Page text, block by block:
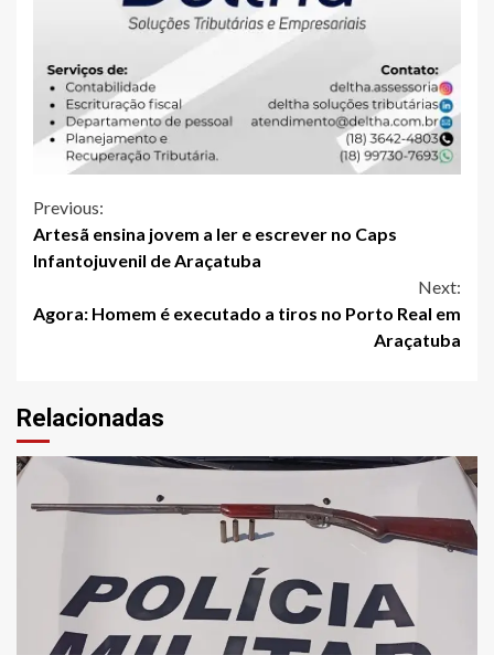
Continue
Reading
Previous:
Artesã ensina jovem a ler e escrever no Caps
Infantojuvenil de Araçatuba
Next:
Agora: Homem é executado a tiros no Porto Real em
Araçatuba
Relacionadas